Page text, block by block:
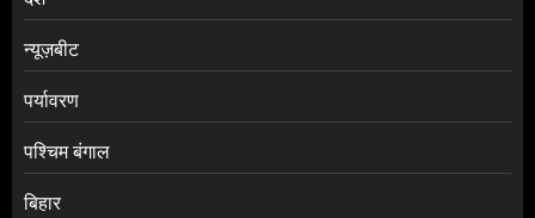
न्यूज़बीट
पर्यावरण
पश्चिम बंगाल
बिहार